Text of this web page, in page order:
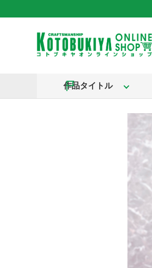
作品タイトル